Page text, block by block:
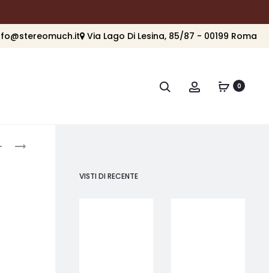
Via Lago Di Lesina, 85/87 - 00199 Roma
Cerca Account 0
VISTI DI RECENTE